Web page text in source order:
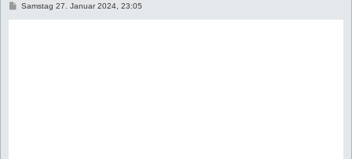
BSamstag 27. Januar 2024, 23:05